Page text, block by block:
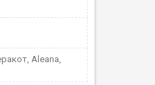
Aleana,